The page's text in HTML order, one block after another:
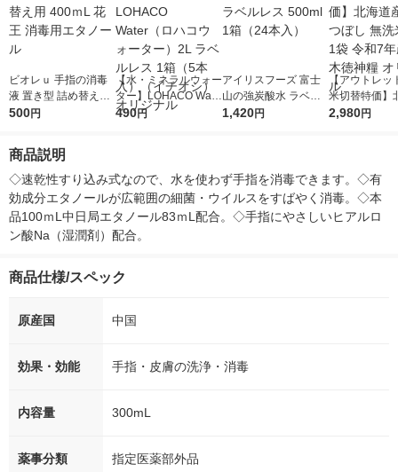
ビオレｕ 手指の消毒
液 置き型 詰め替え用
400ｍL 花王 消毒用エ
500円
【水・ミネラルウォー
ター】LOHACO Wate
r（ロハコウォータ
490円
アイリスフーズ 富士
山の強炭酸水 ラベル
レス 500ml 1箱（24
1,420円
【アウトレッ
米切替特価】
ななつぼし 無
2,980円
商品説明
◇速乾性すり込み式なので、水を使わず手指を消毒できます。◇有
効成分エタノールが広範囲の細菌・ウイルスをすばやく消毒。◇本
品100ｍL中日局エタノール83ｍL配合。◇手指にやさしいヒアルロ
ン酸Na（湿潤剤）配合。
商品仕様/スペック
原産国 中国
効果・効能 手指・皮膚の洗浄・消毒
内容量 300mL
薬事分類 指定医薬部外品